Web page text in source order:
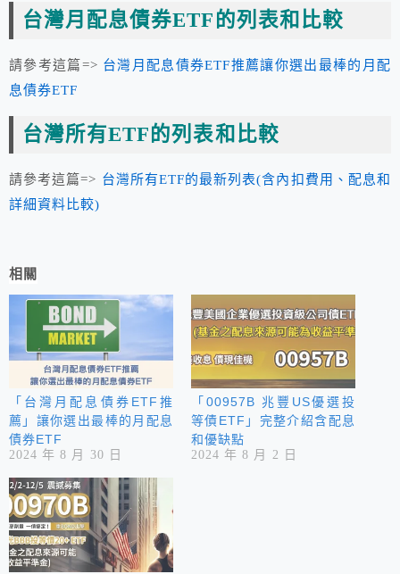
台灣月配息債券ETF的列表和比較
請參考這篇=> 台灣月配息債券ETF推薦讓你選出最棒的月配
息債券ETF
台灣所有ETF的列表和比較
請參考這篇=> 台灣所有ETF的最新列表(含內扣費用、配息和
詳細資料比較)
相關
「台灣月配息債券ETF推
薦」讓你選出最棒的月配息
債券ETF
2024 年 8 月 30 日
「00957B 兆豐US優選投
等債ETF」完整介紹含配息
和優缺點
2024 年 8 月 2 日